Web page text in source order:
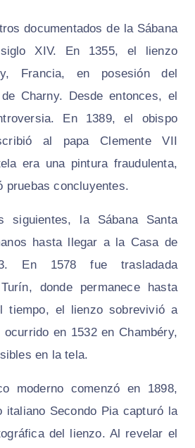
documentados de la Sábana
XIV. En 1355, el lienzo
Francia, en posesión del
Charny. Desde entonces, el
En 1389, el obispo
al papa Clemente VII
era una pintura fraudulenta,
pruebas concluyentes.
siguientes, la Sábana Santa
hasta llegar a la Casa de
En 1578 fue trasladada
donde permanece hasta
tiempo, el lienzo sobrevivió a
en 1532 en Chambéry,
en la tela.
moderno comenzó en 1898,
italiano Secondo Pia capturó la
del lienzo. Al revelar el